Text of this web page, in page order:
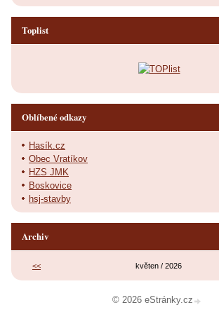
Toplist
Oblíbené odkazy
Hasík.cz
Obec Vratíkov
HZS JMK
Boskovice
hsj-stavby
Archiv
<< květen / 2026
© 2026 eStránky.cz